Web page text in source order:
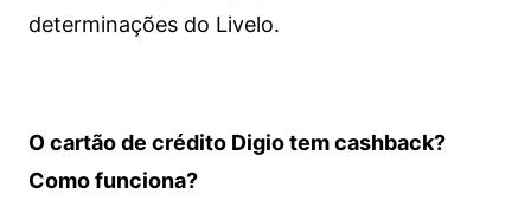
determinações do Livelo.
O cartão de crédito Digio tem cashback?
Como funciona?